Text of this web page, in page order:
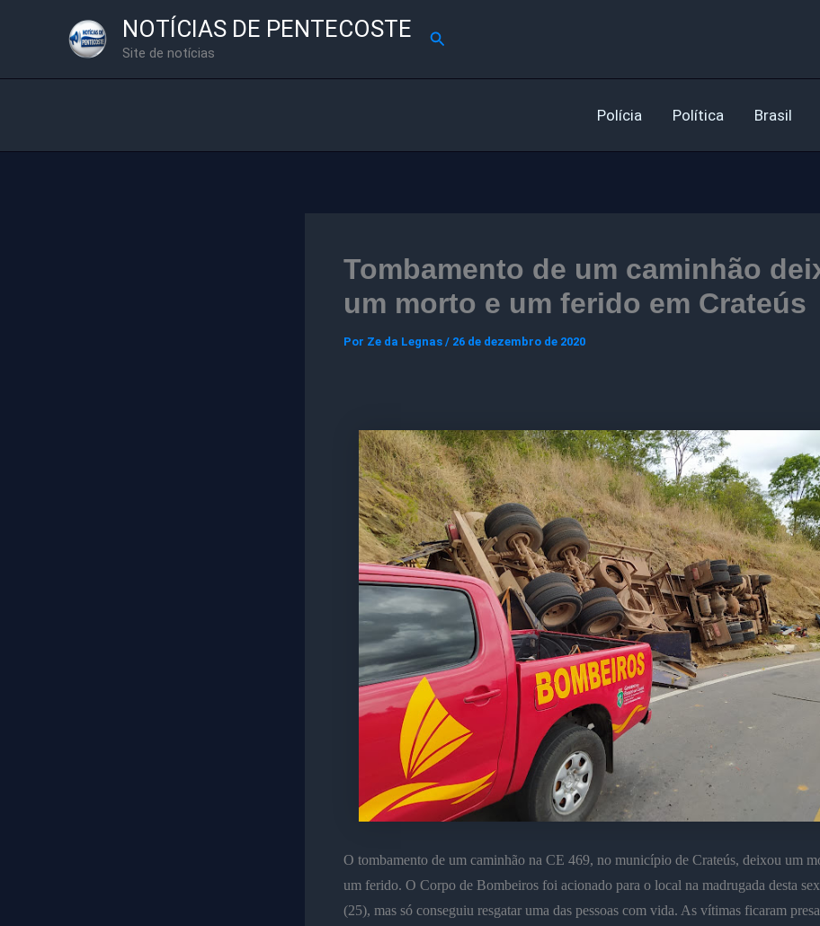
NOTÍCIAS DE PENTECOSTE
Site de notícias
Pesquisar
Polícia Política Brasil
Tombamento de um caminhão
um morto e um ferido em Crateús
Por Ze da Legnas / 26 de dezembro de 2020
O tombamento de um caminhão na CE 469, no município de Crateús, deixou um
um ferido. O Corpo de Bombeiros foi acionado para o local na madrugada desta
(25), mas só conseguiu resgatar uma das pessoas com vida. As vítimas ficaram